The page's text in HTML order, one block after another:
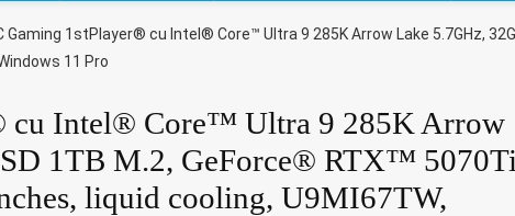
Gaming 1stPlayer® cu Intel® Core™ Ultra 9 285K Arrow Lake 5.7GHz,
11 Pro
cu Intel® Core™ Ultra 9 285K Arrow
1TB M.2, GeForce® RTX™
liquid cooling, U9MI67TW,